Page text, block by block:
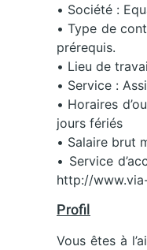
• Société :
• Type de
prérequis.
• Lieu de
• Service :
• Horaires
jours fériés
• Salaire brut
• Service
http://
Profil
Vous êtes à